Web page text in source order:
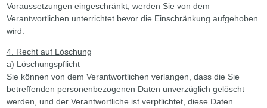
Voraussetzungen eingeschränkt, werden Sie von dem
Verantwortlichen unterrichtet bevor die Einschränkung aufgehoben
wird.
4. Recht auf Löschung
a) Löschungspflicht
Sie können von dem Verantwortlichen verlangen, dass die Sie
betreffenden personenbezogenen Daten unverzüglich gelöscht
werden, und der Verantwortliche ist verpflichtet, diese Daten